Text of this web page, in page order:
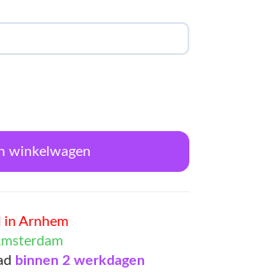
winkelwagen
in Arnhem
binnen 2 werkdagen